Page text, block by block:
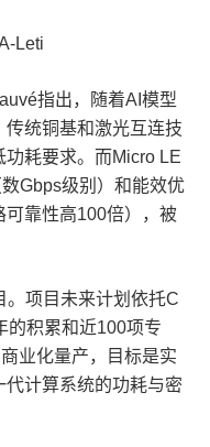
Leti
指出，随着AI模型
统铜基和激光互连技
耗要求。而Micro LE
Gbps级别）和能效优
靠性高100倍），被
项目未来计划依托C
的积累和近100项专
业化量产，目标是实
计算系统的功耗与密